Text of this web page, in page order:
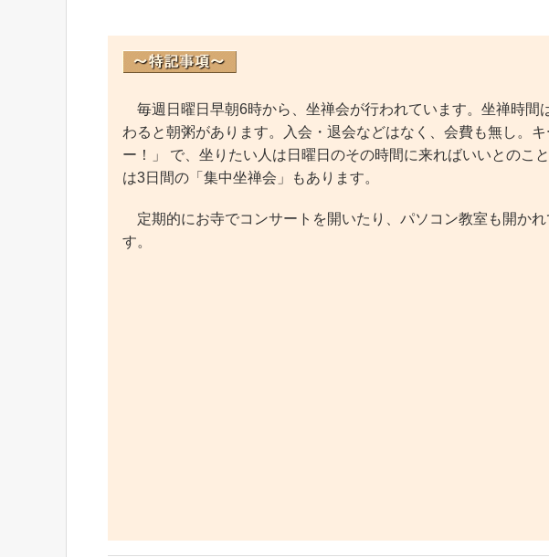
毎週日曜日早朝6時から、坐禅会が行われています。坐禅時間
わると朝粥があります。入会・退会などはなく、会費も無し。
ー！」 で、坐りたい人は日曜日のその時間に来ればいいとのこ
は3日間の「集中坐禅会」もあります。
定期的にお寺でコンサートを開いたり、パソコン教室も開か
す。